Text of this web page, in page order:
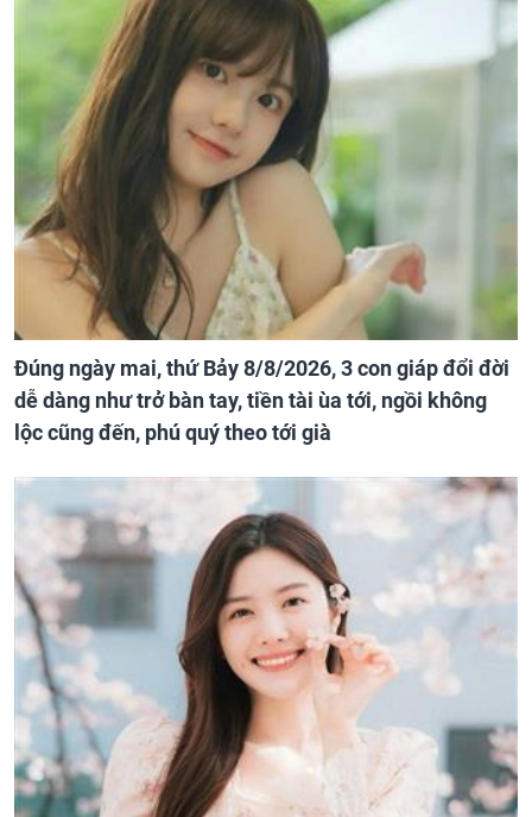
Đúng ngày mai, thứ Bảy 8/8/2026, 3 con giáp đổi đời
dễ dàng như trở bàn tay, tiền tài ùa tới, ngồi không
lộc cũng đến, phú quý theo tới già